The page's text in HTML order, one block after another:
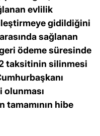
evlilik
gidildiğini
sağlanan
ödeme süresinde
taksitinin silinmesi
olunması
tamamının hibe